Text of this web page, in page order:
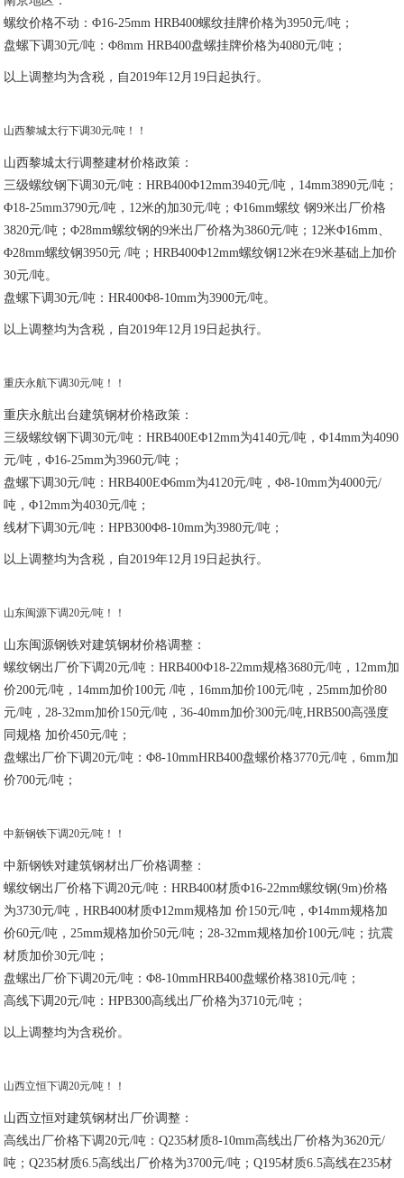
螺纹价格不动：Φ16-25mm HRB400螺纹挂牌价格为3950元/吨；
盘螺下调30元/吨：Φ8mm HRB400盘螺挂牌价格为4080元/吨；
以上调整均为含税，自2019年12月19日起执行。
山西黎城太行下调30元/吨！！
山西黎城太行调整建材价格政策：
三级螺纹钢下调30元/吨：HRB400Φ12mm3940元/吨，14mm3890元/吨；
Φ18-25mm3790元/吨，12米的加30元/吨；Φ16mm螺纹 钢9米出厂价格
3820元/吨；Φ28mm螺纹钢的9米出厂价格为3860元/吨；12米Φ16mm、
Φ28mm螺纹钢3950元 /吨；HRB400Φ12mm螺纹钢12米在9米基础上加价
30元/吨。
盘螺下调30元/吨：HR400Φ8-10mm为3900元/吨。
以上调整均为含税，自2019年12月19日起执行。
重庆永航下调30元/吨！！
重庆永航出台建筑钢材价格政策：
三级螺纹钢下调30元/吨：HRB400EΦ12mm为4140元/吨，Φ14mm为4090
元/吨，Φ16-25mm为3960元/吨；
盘螺下调30元/吨：HRB400EΦ6mm为4120元/吨，Φ8-10mm为4000元/
吨，Φ12mm为4030元/吨；
线材下调30元/吨：HPB300Φ8-10mm为3980元/吨；
以上调整均为含税，自2019年12月19日起执行。
山东闽源下调20元/吨！！
山东闽源钢铁对建筑钢材价格调整：
螺纹钢出厂价下调20元/吨：HRB400Ф18-22mm规格3680元/吨，12mm加
价200元/吨，14mm加价100元 /吨，16mm加价100元/吨，25mm加价80
元/吨，28-32mm加价150元/吨，36-40mm加价300元/吨,HRB500高强度
同规格 加价450元/吨；
盘螺出厂价下调20元/吨：Φ8-10mmHRB400盘螺价格3770元/吨，6mm加
价700元/吨；
中新钢铁下调20元/吨！！
中新钢铁对建筑钢材出厂价格调整：
螺纹钢出厂价格下调20元/吨：HRB400材质Φ16-22mm螺纹钢(9m)价格
为3730元/吨，HRB400材质Φ12mm规格加 价150元/吨，Φ14mm规格加
价60元/吨，25mm规格加价50元/吨；28-32mm规格加价100元/吨；抗震
材质加价30元/吨；
盘螺出厂价下调20元/吨：Φ8-10mmHRB400盘螺价格3810元/吨；
高线下调20元/吨：HPB300高线出厂价格为3710元/吨；
以上调整均为含税价。
山西立恒下调20元/吨！！
山西立恒对建筑钢材出厂价调整：
高线出厂价格下调20元/吨：Q235材质8-10mm高线出厂价格为3620元/
吨；Q235材质6.5高线出厂价格为3700元/吨；Q195材质6.5高线在235材